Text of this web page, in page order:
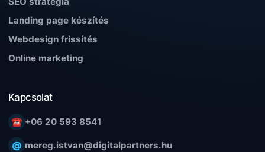
Landing page készítés
Webdesign frissítés
Online marketing
Kapcsolat
☎ +06 20 593 8541
@ mereg.istvan@digitalpartners.hu